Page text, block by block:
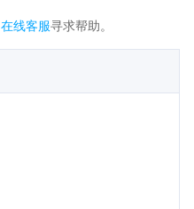
在线客服寻求帮助。